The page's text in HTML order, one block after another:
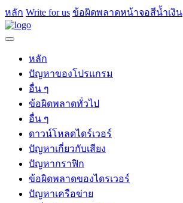
หลัก Write for us ข้อผิดพลาดหน้าจอสีน้ำเงิน
หลัก
ปัญหาของโปรแกรม
อื่น ๆ
ข้อผิดพลาดทั่วไป
อื่น ๆ
ดาวน์โหลดไดร์เวอร์
ปัญหาเกี่ยวกับเสียง
ปัญหากราฟิก
ข้อผิดพลาดของไดรเวอร์
ปัญหาเครือข่าย